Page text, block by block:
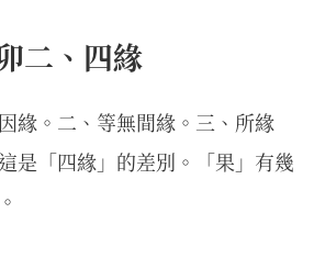
二、四緣
緣。二、等無間緣。三、所緣
是「四緣」的差別。「果」有幾